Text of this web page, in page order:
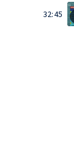
32:45